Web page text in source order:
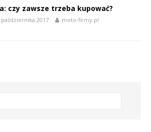
czy zawsze trzeba kupować?
października 2017 moto-firmy.pl